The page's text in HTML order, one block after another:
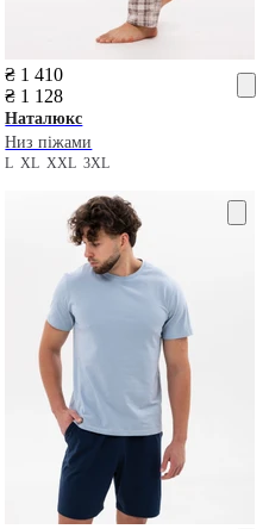
₴ 1 410
₴ 1 128
Наталюкс
Низ піжами
LXLXXL3XL